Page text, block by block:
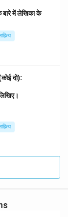
बारे में लेखिका के
दो):